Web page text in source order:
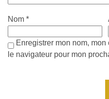
Nom *
Enregistrer mon nom,
le navigateur pour mon